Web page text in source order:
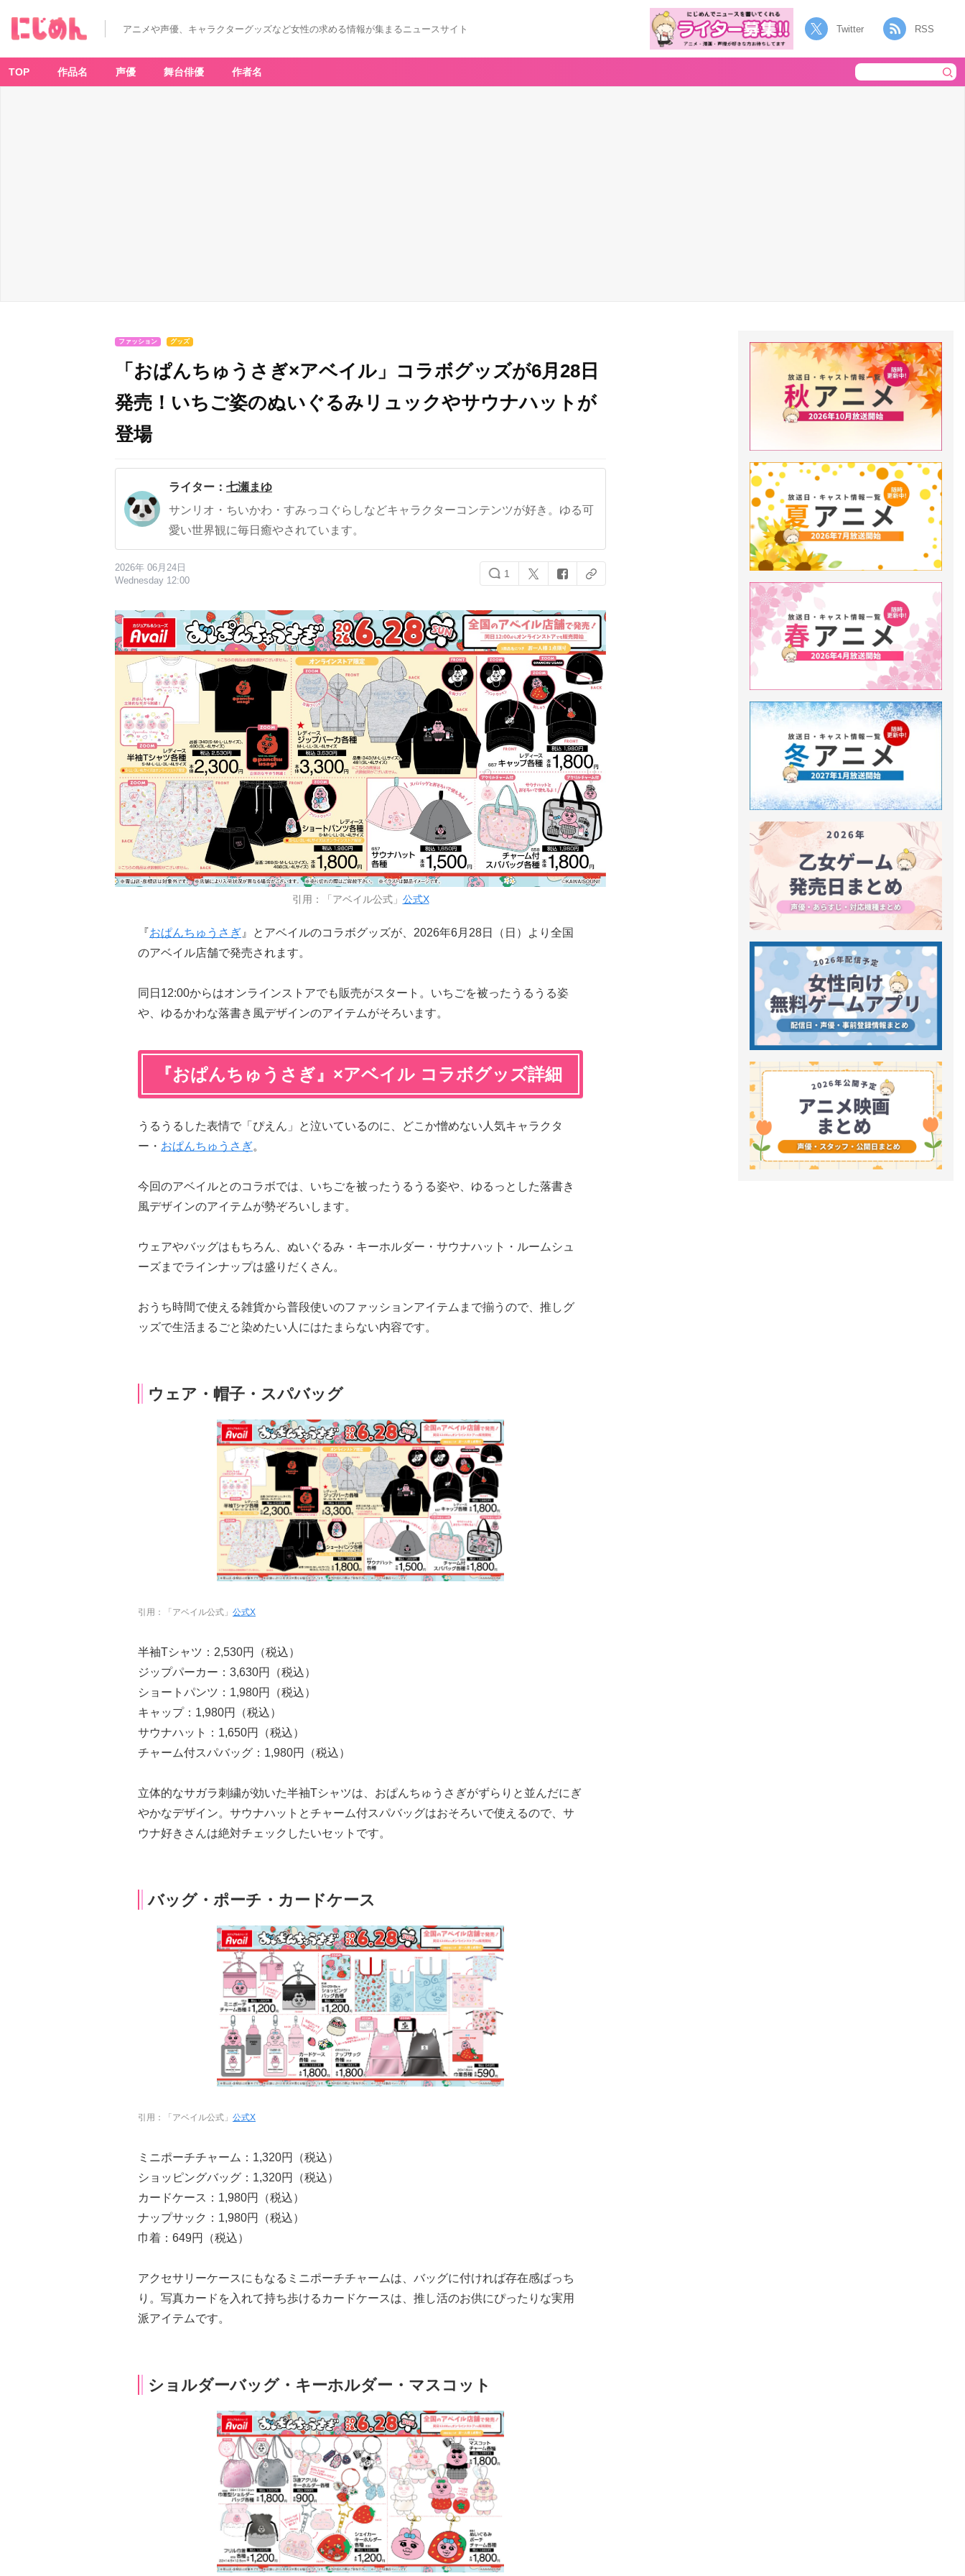
アニメや声優、キャラクターグッズなど女性の求める情報が集まるニュースサイト Twitter RSS
TOP 作品名 声優 舞台俳優 作者名
ファッション グッズ
「おぱんちゅうさぎ×アベイル」コラボグッズが6月28日
発売！いちご姿のぬいぐるみリュックやサウナハットが
登場
ライター： 七瀬まゆ
サンリオ・ちいかわ・すみっコぐらしなどキャラクターコンテンツが好き。ゆる可
愛い世界観に毎日癒やされています。
2026年 06月24日
Wednesday 12:00
1
引用：「アベイル公式」 公式X
『おぱんちゅうさぎ 』とアベイルのコラボグッズが、2026年6月28日（日）より全国
のアベイル店舗で発売されます。
同日12:00からはオンラインストアでも販売がスタート。いちごを被ったうるうる姿
や、ゆるかわな落書き風デザインのアイテムがそろいます。
『おぱんちゅうさぎ』×アベイル コラボグッズ詳細
うるうるした表情で「ぴえん」と泣いているのに、どこか憎めない人気キャラクタ
ー・ おぱんちゅうさぎ。
今回のアベイルとのコラボでは、いちごを被ったうるうる姿や、ゆるっとした落書き
風デザインのアイテムが勢ぞろいします。
ウェアやバッグはもちろん、ぬいぐるみ・キーホルダー・サウナハット・ルームシュ
ーズまでラインナップは盛りだくさん。
おうち時間で使える雑貨から普段使いのファッションアイテムまで揃うので、推しグ
ッズで生活まるごと染めたい人にはたまらない内容です。
ウェア・帽子・スパバッグ
引用：「アベイル公式」 公式X
半袖Tシャツ：2,530円（税込）
ジップパーカー：3,630円（税込）
ショートパンツ：1,980円（税込）
キャップ：1,980円（税込）
サウナハット：1,650円（税込）
チャーム付スパバッグ：1,980円（税込）
立体的なサガラ刺繍が効いた半袖Tシャツは、おぱんちゅうさぎがずらりと並んだにぎ
やかなデザイン。サウナハットとチャーム付スパバッグはおそろいで使えるので、サ
ウナ好きさんは絶対チェックしたいセットです。
バッグ・ポーチ・カードケース
引用：「アベイル公式」 公式X
ミニポーチチャーム：1,320円（税込）
ショッピングバッグ：1,320円（税込）
カードケース：1,980円（税込）
ナップサック：1,980円（税込）
巾着：649円（税込）
アクセサリーケースにもなるミニポーチチャームは、バッグに付ければ存在感ばっち
り。写真カードを入れて持ち歩けるカードケースは、推し活のお供にぴったりな実用
派アイテムです。
ショルダーバッグ・キーホルダー・マスコット